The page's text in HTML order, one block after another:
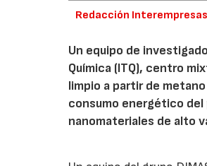
Redacción Interempresas
Un equipo de
Química (ITQ), centro
limpio a partir de
consumo energético
nanomateriales de alto